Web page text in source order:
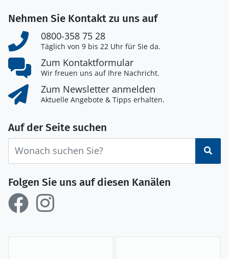
Nehmen Sie Kontakt zu uns auf
0800-358 75 28
Täglich von 9 bis 22 Uhr für Sie da.
Zum Kontaktformular
Wir freuen uns auf Ihre Nachricht.
Zum Newsletter anmelden
Aktuelle Angebote & Tipps erhalten.
Auf der Seite suchen
Folgen Sie uns auf diesen Kanälen